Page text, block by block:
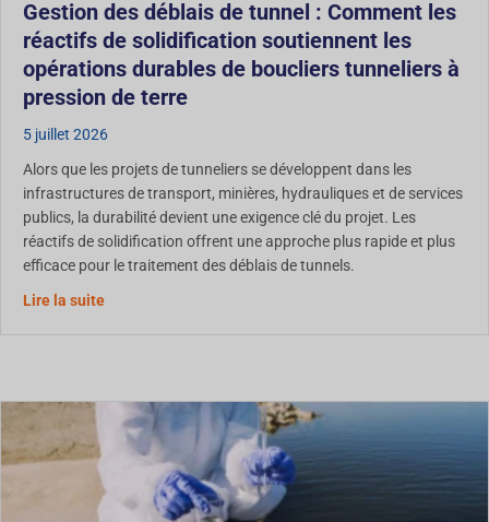
Gestion des déblais de tunnel : Comment les
réactifs de solidification soutiennent les
opérations durables de boucliers tunneliers à
pression de terre
5 juillet 2026
Alors que les projets de tunneliers se développent dans les
infrastructures de transport, minières, hydrauliques et de services
publics, la durabilité devient une exigence clé du projet. Les
réactifs de solidification offrent une approche plus rapide et plus
efficace pour le traitement des déblais de tunnels.
Lire la suiteÀ propos de la gestion des boues de tunnel :